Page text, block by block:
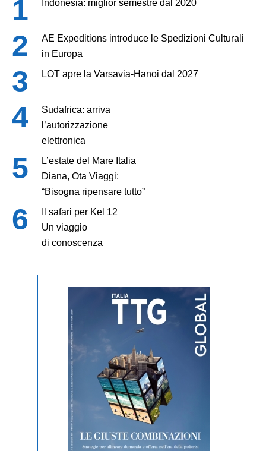
Indonesia: miglior semestre dal 2020
AE Expeditions introduce le Spedizioni Culturali
in Europa
LOT apre la Varsavia-Hanoi dal 2027
Sudafrica: arriva
l’autorizzazione
elettronica
L’estate del Mare Italia
Diana, Ota Viaggi:
“Bisogna ripensare tutto”
Il safari per Kel 12
Un viaggio
di conoscenza